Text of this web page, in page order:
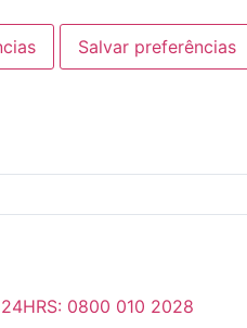
Salvar preferências
24HRS: 0800 010 2028